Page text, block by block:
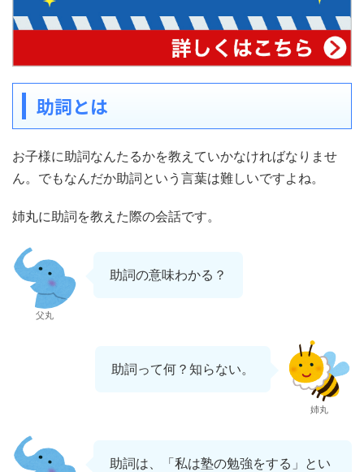
助詞とは
お子様に助詞なんたるかを教えていかなければなりませ
ん。でもなんだか助詞という言葉は難しいですよね。
姉丸に助詞を教えた際の会話です。
父丸
助詞の意味わかる？
助詞って何？知らない。
姉丸
助詞は、「私は塾の勉強をする」とい